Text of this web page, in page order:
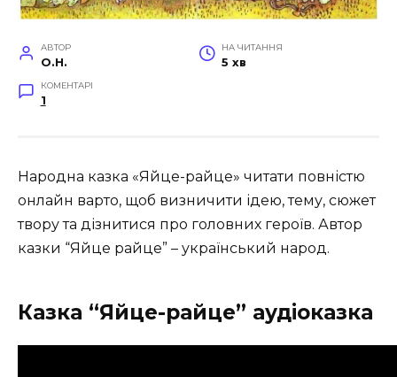
АВТОР
O.H.
НА ЧИТАННЯ
5 хв
КОМЕНТАРІ
1
Народна казка «Яйце-райце» читати повністю
онлайн варто, щоб визничити ідею, тему, сюжет
твору та дізнитися про головних героїв. Автор
казки “Яйце райце” – український народ.
Казка “Яйце-райце” аудіоказка